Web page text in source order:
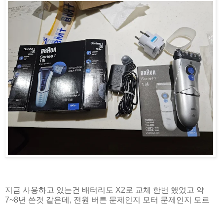
지금 사용하고 있는건 배터리도 X2로 교체 한번 했었고 약
7~8년 쓴것 같은데, 전원 버튼 문제인지 모터 문제인지 모르